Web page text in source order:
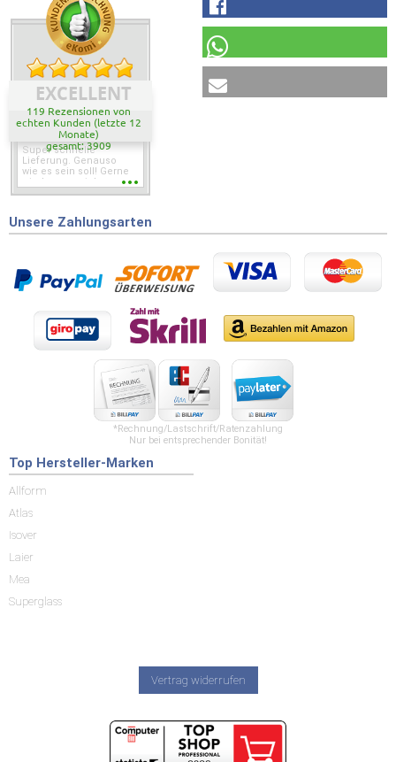
EXCELLENT
119 Rezensionen von
echten Kunden (letzte 12
Monate)
gesamt: 3909
Super schnelle
Lieferung. Genauso
wie es sein soll! Gerne
wieder wenn ich was
Unsere Zahlungsarten
*Rechnung/Lastschrift/Ratenzahlung
Nur bei entsprechender Bonität!
Top Hersteller-Marken
Allform
Atlas
Isover
Laier
Mea
Superglass
Vertrag widerrufen